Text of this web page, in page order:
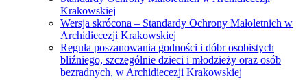
Krakowskiej
Wersja skrócona – Standardy Ochrony Małoletnich w
Archidiecezji Krakowskiej
Reguła poszanowania godności i dóbr osobistych
bliźniego, szczególnie dzieci i młodzieży oraz osób
bezradnych, w Archidiecezji Krakowskiej